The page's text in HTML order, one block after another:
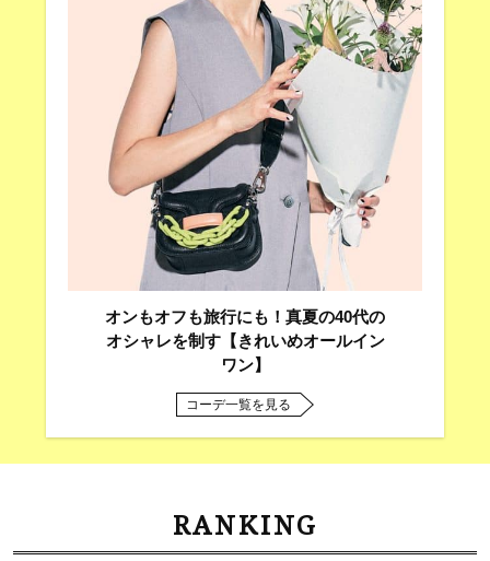
オンもオフも旅行にも！真夏の40代の
オシャレを制す【きれいめオールイン
ワン】
コーデ一覧を見る
RANKING